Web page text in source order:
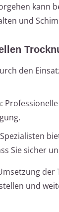
und
den
Spezialisten
Sie sicher
und